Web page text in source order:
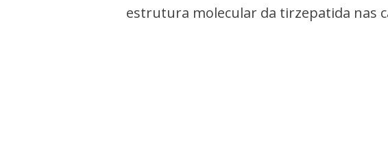
estrutura molecular da tirzepatida nas